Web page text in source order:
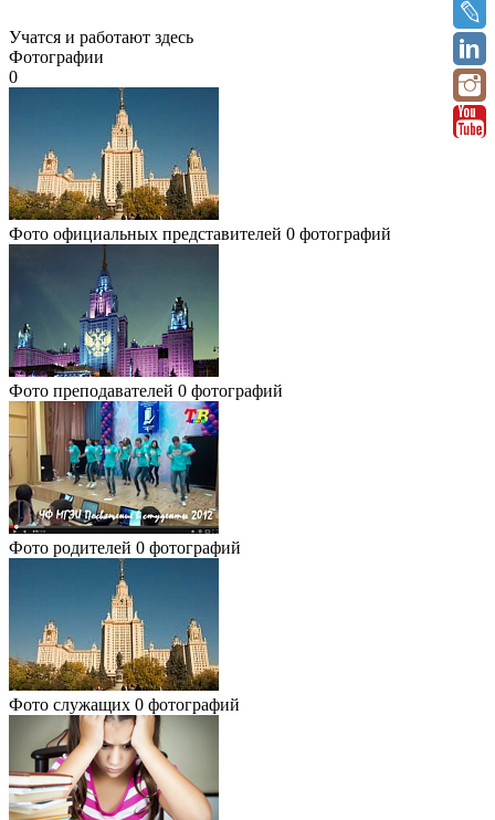
Учатся и работают здесь
Фотографии
0
Фото официальных представителей 0 фотографий
Фото преподавателей 0 фотографий
Фото родителей 0 фотографий
Фото служащих 0 фотографий